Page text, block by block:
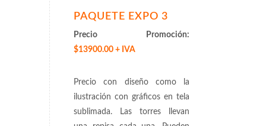
PAQUETE EXPO 3
Precio Promoción:
$13900.00 + IVA
Precio con diseño como la
ilustración con gráficos en tela
sublimada. Las torres llevan